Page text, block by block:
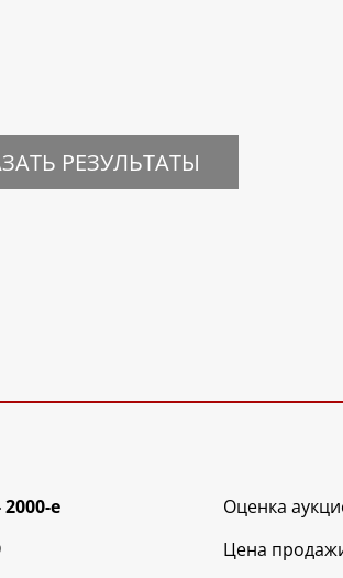
РЕЗУЛЬТАТЫ
2000-е
Оценка
Цена